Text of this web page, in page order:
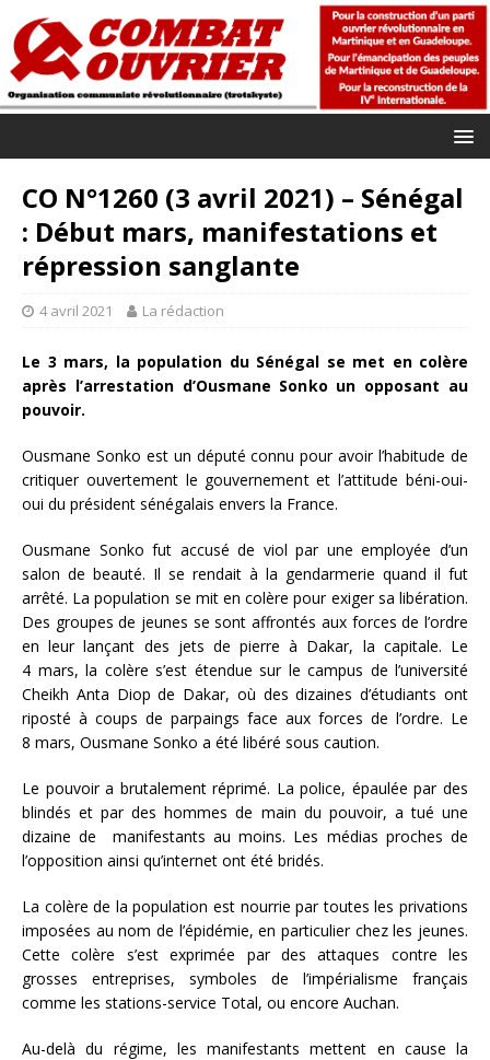
CO N°1260 (3 avril 2021) – Sénégal
: Début mars, manifestations et
répression sanglante
4 avril 2021 La rédaction
Le 3 mars, la population du Sénégal se met en colère
après l’arrestation d’Ousmane Sonko un opposant au
pouvoir.
Ousmane Sonko est un député connu pour avoir l’habitude de
critiquer ouvertement le gouvernement et l’attitude béni-oui-
oui du président sénégalais envers la France.
Ousmane Sonko fut accusé de viol par une employée d’un
salon de beauté. Il se rendait à la gendarmerie quand il fut
arrêté. La population se mit en colère pour exiger sa libération.
Des groupes de jeunes se sont affrontés aux forces de l’ordre
en leur lançant des jets de pierre à Dakar, la capitale. Le
4 mars, la colère s’est étendue sur le campus de l’université
Cheikh Anta Diop de Dakar, où des dizaines d’étudiants ont
riposté à coups de parpaings face aux forces de l’ordre. Le
8 mars, Ousmane Sonko a été libéré sous caution.
Le pouvoir a brutalement réprimé. La police, épaulée par des
blindés et par des hommes de main du pouvoir, a tué une
dizaine de manifestants au moins. Les médias proches de
l’opposition ainsi qu’internet ont été bridés.
La colère de la population est nourrie par toutes les privations
imposées au nom de l’épidémie, en particulier chez les jeunes.
Cette colère s’est exprimée par des attaques contre les
grosses entreprises, symboles de l’impérialisme français
comme les stations-service Total, ou encore Auchan.
Au-delà du régime, les manifestants mettent en cause la